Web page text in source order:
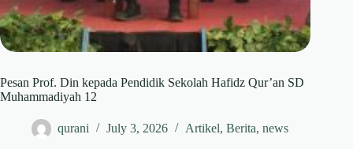
Pesan Prof. Din kepada Pendidik Sekolah Hafidz Qur’an SD
Muhammadiyah 12
qurani July 3, 2026 Artikel, Berita, news